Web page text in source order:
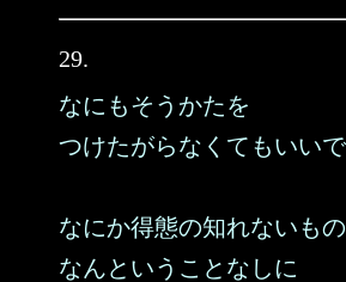
29.
なにもそうかたを
つけたがらなくてもいい
なにか得態の知れないも
なんということなしに